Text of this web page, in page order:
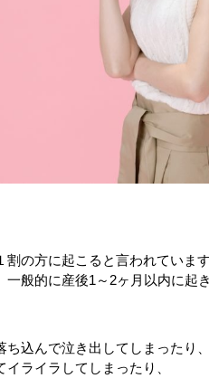
の方に起こると言われています
般的に産後1～2ヶ月以内に起
込んで泣き出してしまったり、
ライラしてしまったり、